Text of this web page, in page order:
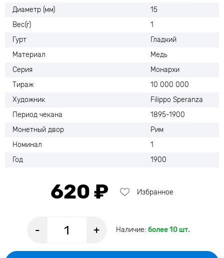
Диаметр (мм)
15
Вес(г)
1
Гурт
Гладкий
Материал
Медь
Серия
Монархи
Тираж
10 000 000
Художник
Filippo Speranza
Период чекана
1895-1900
Монетный двор
Рим
Номинал
1
Год
1900
620 ₽ Избранное
- + Наличие: более 10 шт.